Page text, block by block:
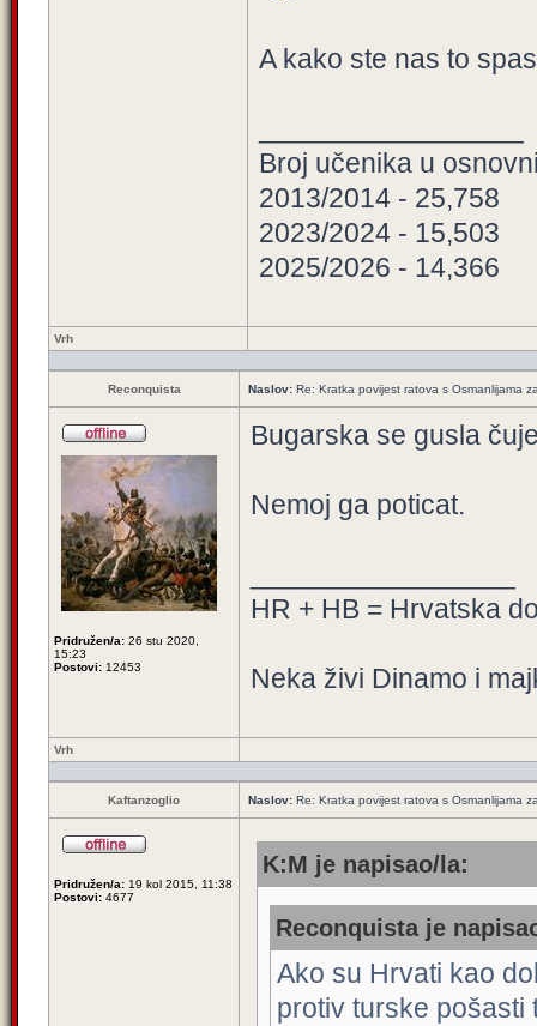
A kako ste nas to
Broj učenika u
2013/2014 - 25,758
2023/2024 - 15,503
2025/2026 - 14,366
Vrh
Reconquista Naslov: Re: Kratka povijest ratova s Osmanlijama
Pridružen/a: 26 stu 2020,
15:23
Postovi: 12453
Bugarska se gusla
Nemoj ga poticat.
HR + HB = Hrvatska
Neka živi Dinamo i
Vrh
Kaftanzoglio Naslov: Re: Kratka povijest ratova s Osmanlijama
Pridružen/a: 19 kol 2015, 11:38
Postovi: 4677
K:M je napisao/la:
Reconquista je
Ako su Hrvati kao
protiv turske pošasti